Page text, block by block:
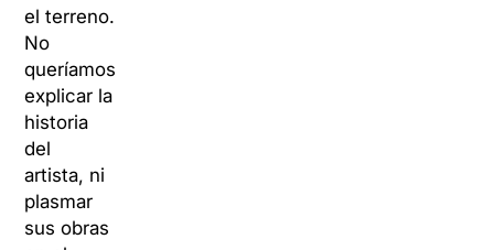
el terreno.
No
queríamos
explicar la
historia
del
artista, ni
plasmar
sus obras